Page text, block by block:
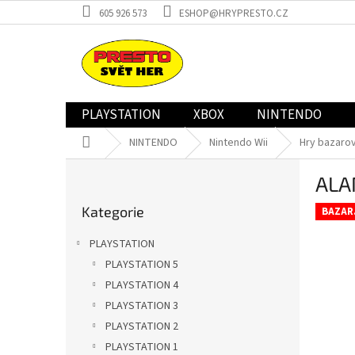
na
605 926 573 ESHOP@HRYPRESTO.CZ
PLAYSTATION XBOX NINTENDO
Domů NINTENDO Nintendo Wii Hry
kategorie
Kategorie
PLAYSTATION
PLAYSTATION 5
PLAYSTATION 4
PLAYSTATION 3
PLAYSTATION 2
PLAYSTATION 1
BAZAR.